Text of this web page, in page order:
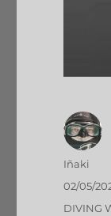
Iñaki
02/05/
DIVING